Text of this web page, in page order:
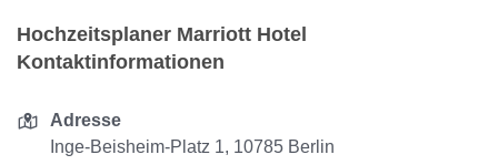
Hochzeitsplaner Marriott Hotel
Kontaktinformationen
Adresse
Inge-Beisheim-Platz 1, 10785 Berlin